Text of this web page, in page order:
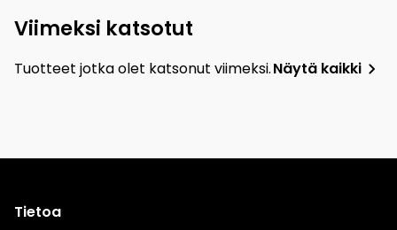
Viimeksi katsotut
Tuotteet jotka olet katsonut viimeksi.Näytä kaikki
Tietoa